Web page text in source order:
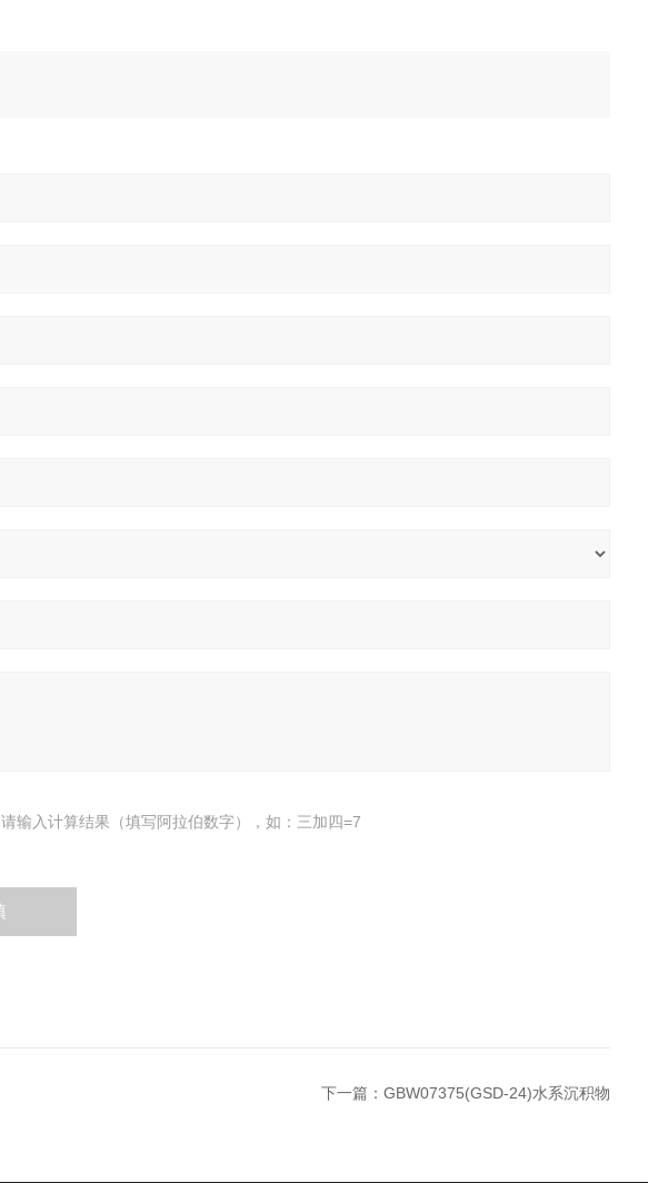
请输入计算结果（填写阿拉伯数字），如：三加四=7
下一篇：GBW07375(GSD-24)水系沉积物